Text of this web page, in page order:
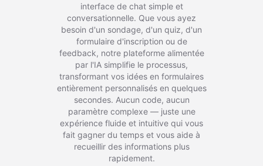
interface de chat simple et
conversationnelle. Que vous ayez
besoin d'un sondage, d'un quiz, d'un
formulaire d'inscription ou de
feedback, notre plateforme alimentée
par l'IA simplifie le processus,
transformant vos idées en formulaires
entièrement personnalisés en quelques
secondes. Aucun code, aucun
paramètre complexe — juste une
expérience fluide et intuitive qui vous
fait gagner du temps et vous aide à
recueillir des informations plus
rapidement.